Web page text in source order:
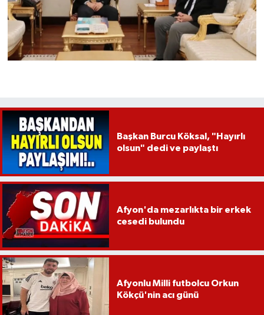
Başkan Burcu Köksal, "Hayırlı
olsun" dedi ve paylaştı
Afyon'da mezarlıkta bir erkek
cesedi bulundu
Afyonlu Milli futbolcu Orkun
Kökçü'nin acı günü